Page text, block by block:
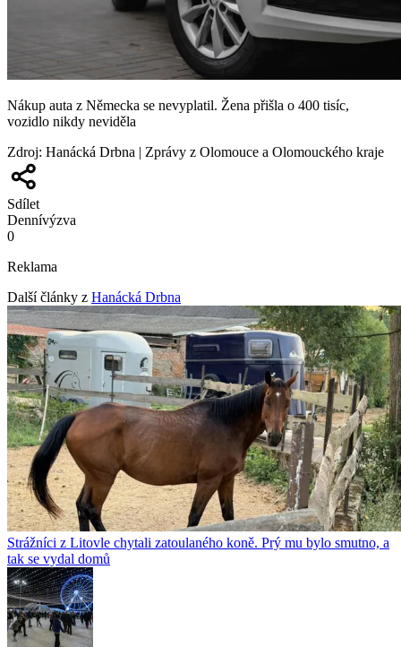
Nákup auta z Německa se nevyplatil. Žena přišla o 400 tisíc,
vozidlo nikdy neviděla
Zdroj: Hanácká Drbna | Zprávy z Olomouce a Olomouckého kraje
Sdílet
Dennívýzva
0
Reklama
Další články z Hanácká Drbna
Strážníci z Litovle chytali zatoulaného koně. Prý mu bylo smutno, a
tak se vydal domů